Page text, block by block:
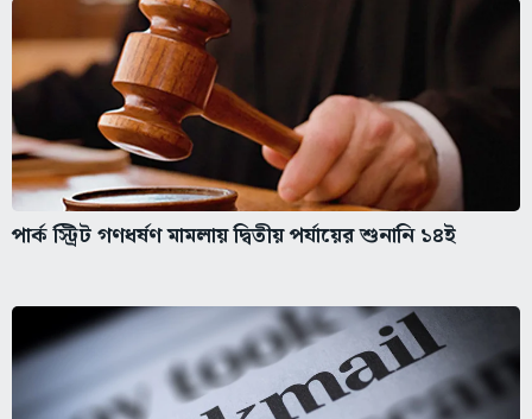
পার্ক স্ট্রিট গণধর্ষণ মামলায় দ্বিতীয় পর্যায়ের শুনানি ১৪ই